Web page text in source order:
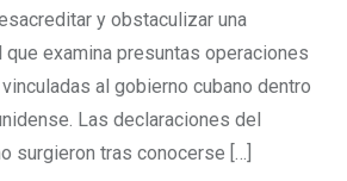
y obstaculizar una
examina presuntas operaciones
al gobierno cubano dentro
Las declaraciones del
surgieron tras conocerse […]